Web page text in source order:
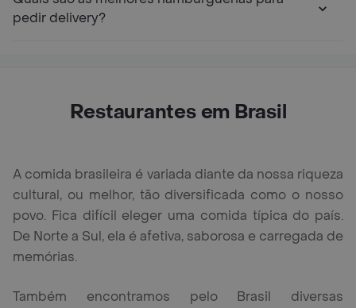
pedir delivery?
Restaurantes em Brasil
A comida brasileira é variada diante da nossa riqueza
cultural, ou melhor, tão diversificada como o nosso
povo. Fica difícil eleger uma comida típica do país.
De Norte a Sul, ela é afetiva, saborosa e carregada de
memórias.
Também encontramos pelo Brasil diversas